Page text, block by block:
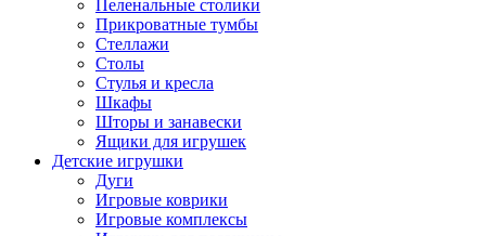
Пеленальные столики
Прикроватные тумбы
Стеллажи
Столы
Стулья и кресла
Шкафы
Шторы и занавески
Ящики для игрушек
Детские игрушки
Дуги
Игровые коврики
Игровые комплексы